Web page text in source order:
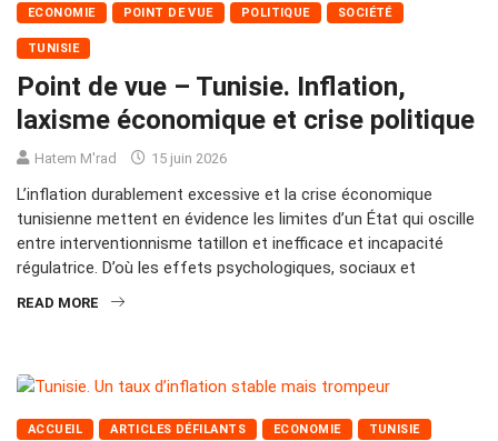
ECONOMIE POINT DE VUE POLITIQUE SOCIÉTÉ
TUNISIE
Point de vue – Tunisie. Inflation,
laxisme économique et crise politique
Hatem M'rad 15 juin 2026
L’inflation durablement excessive et la crise économique
tunisienne mettent en évidence les limites d’un État qui oscille
entre interventionnisme tatillon et inefficace et incapacité
régulatrice. D’où les effets psychologiques, sociaux et
READ MORE
ACCUEIL ARTICLES DÉFILANTS ECONOMIE TUNISIE